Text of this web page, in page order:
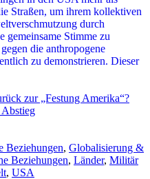
Straßen, um ihrem kollektiven
durch
gemeinsame Stimme zu
die anthropogene
zu demonstrieren. Dieser
zur „Festung Amerika“?
Beziehungen, Globalisierung &
Beziehungen, Länder, Militär
, USA